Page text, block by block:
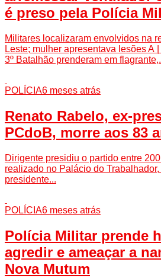
é preso pela Polícia
Militares localizaram envolvidos na
Leste; mulher apresentava lesões A
3º Batalhão prenderam em
POLÍCIA6 meses atrás
Renato Rabelo, ex-
PCdoB, morre aos 83
Dirigente presidiu o partido entre
realizado no Palácio do
presidente...
POLÍCIA6 meses atrás
Polícia Militar prende
agredir e ameaçar a
Nova Mutum